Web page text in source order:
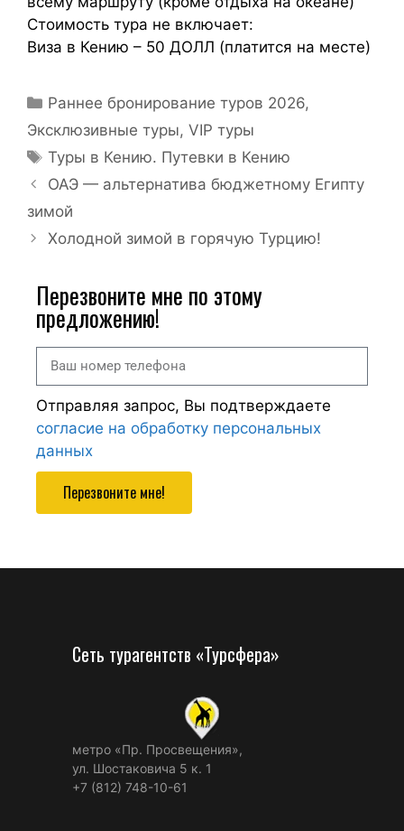
Стоимость тура не включает:
Виза в Кению – 50 ДОЛЛ (платится на месте)
Раннее бронирование туров 2026,
Эксклюзивные туры, VIP туры
Туры в Кению. Путевки в Кению
ОАЭ — альтернатива бюджетному Египту
зимой
Холодной зимой в горячую Турцию!
Перезвоните мне по этому
предложению!
Отправляя запрос, Вы подтверждаете
согласие на обработку персональных
данных
Перезвоните мне!
Сеть турагентств «Турсфера»
метро «Пр. Просвещения»,
ул. Шостаковича 5 к. 1
+7 (812) 748-10-61